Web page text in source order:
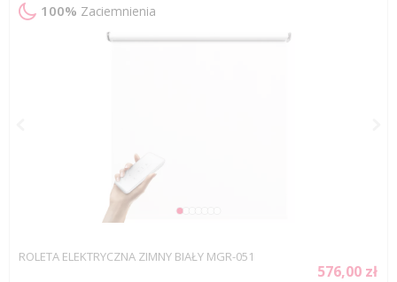
100% Zaciemnienia
ROLETA ELEKTRYCZNA ZIMNY BIAŁY MGR-051
576,00 zł